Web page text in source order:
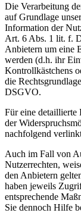
Die Verarbeitung
auf Grundlage
Information der
Art. 6 Abs. 1 lit. f.
Anbietern um eine
werden (d.h. ihr
Kontrollkästchens
die
DSGVO.
Für eine detaillierte
der
nachfolgend
Auch im Fall von
Nutzerrechten,
den Anbietern
haben jeweils
entsprechende
Sie dennoch Hilfe